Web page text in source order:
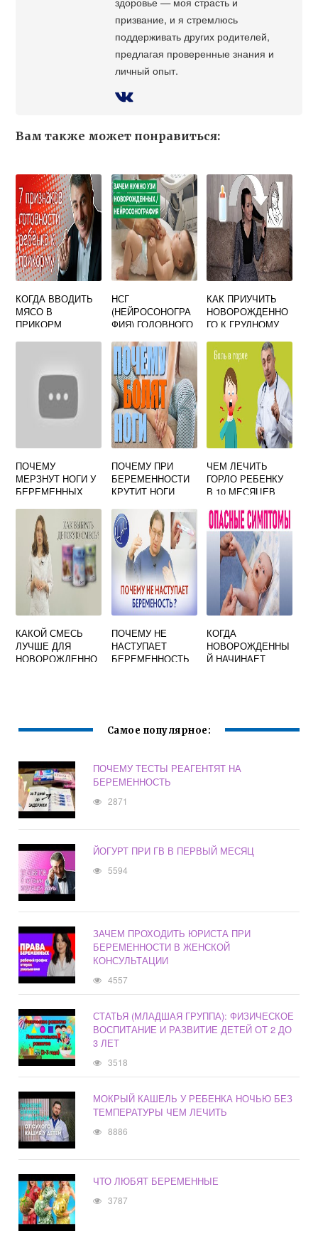
призвание, и я стремлюсь
поддерживать других родителей,
предлагая проверенные знания и
личный опыт.
Вам также может понравиться:
КОГДА ВВОДИТЬ
МЯСО В
ПРИКОРМ
НСГ
(НЕЙРОСОНОГРА
ФИЯ) ГОЛОВНОГО
НОВОРОЖДЕННЫ
Х, ТАБЛИЦА
НОРМ
КАК ПРИУЧИТЬ
НОВОРОЖДЕННО
ГО К ГРУДНОМУ
Ю ПОСЛЕ
БУТЫЛОЧКИ
ПОЧЕМУ
МЕРЗНУТ НОГИ У
БЕРЕМЕННЫХ
ПОЧЕМУ ПРИ
БЕРЕМЕННОСТИ
КРУТИТ НОГИ
ЧЕМ ЛЕЧИТЬ
ГОРЛО РЕБЕНКУ
В 10 МЕСЯЦЕВ
КАКОЙ СМЕСЬ
ЛУЧШЕ ДЛЯ
НОВОРОЖДЕННО
ПОЧЕМУ НЕ
НАСТУПАЕТ
БЕРЕМЕННОСТЬ
КОГДА
НОВОРОЖДЕННЫ
Й НАЧИНАЕТ
Самое популярное:
ПОЧЕМУ ТЕСТЫ РЕАГЕНТЯТ НА
БЕРЕМЕННОСТЬ
2871
ЙОГУРТ ПРИ ГВ В ПЕРВЫЙ МЕСЯЦ
5594
ЗАЧЕМ ПРОХОДИТЬ ЮРИСТА ПРИ
БЕРЕМЕННОСТИ В ЖЕНСКОЙ
КОНСУЛЬТАЦИИ
4557
СТАТЬЯ (МЛАДШАЯ ГРУППА): ФИЗИЧЕСКОЕ
ВОСПИТАНИЕ И РАЗВИТИЕ ДЕТЕЙ ОТ 2 ДО
3 ЛЕТ
3518
МОКРЫЙ КАШЕЛЬ У РЕБЕНКА НОЧЬЮ БЕЗ
ТЕМПЕРАТУРЫ ЧЕМ ЛЕЧИТЬ
8886
ЧТО ЛЮБЯТ БЕРЕМЕННЫЕ
3787